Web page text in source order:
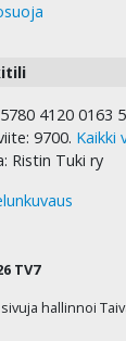
4120 0163
9700. Kaikki
Ristin Tuki ry
TV7
hallinnoi